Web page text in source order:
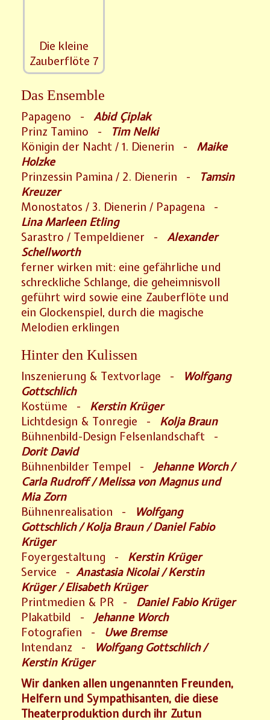
Die kleine
Zauberflöte 7
Das Ensemble
Papageno -AbidÇiplak
Prinz Tamino -
Tim Nelki
Königin der Nacht / 1. Dienerin - Maike
Holzke
Prinzessin Pamina / 2. Dienerin -
Tamsin
Kreuzer
Monostatos / 3. Dienerin / Papagena -
Lina Marleen Etling
Sarastro / Tempeldiener -Alexander
Schellworth
ferner wirken mit: eine gefährliche und
schreckliche Schlange, die geheimnisvoll
geführt wird sowie eine Zauberflöte und
ein Glockenspiel, durch die magische
Melodien erklingen
Hinter den Kulissen
Inszenierung & Textvorlage -
Wolfgang
Gottschlich
Kostüme - Kerstin Krüger
Lichtdesign & Tonregie - Kolja Braun
Bühnenbild-Design Felsenlandschaft -
Dorit David
Bühnenbilder Tempel - Jehanne Worch /
Carla Rudroff / Melissa von Magnus und
Mia Zorn
Bühnenrealisation -
Wolfgang
Gottschlich / Kolja Braun / Daniel Fabio
Krüger
Foyergestaltung - Kerstin Krüger
Service -Anastasia Nicolai / Kerstin
Krüger / Elisabeth Krüger
Printmedien & PR - Daniel Fabio Krüger
Plakatbild - Jehanne Worch
Fotografien - Uwe Bremse
Intendanz -
Wolfgang Gottschlich /
Kerstin Krüger
Wir danken allen ungenannten Freunden,
Helfern und Sympathisanten, die diese
Theaterproduktion durch ihr Zutun